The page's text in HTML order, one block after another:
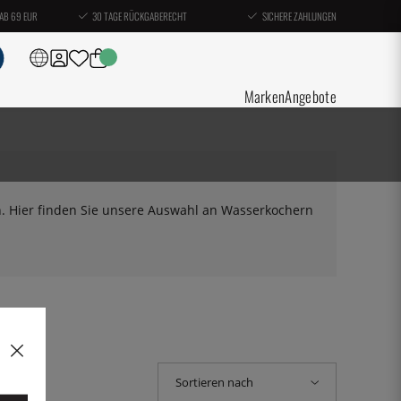
69 EUR 30 TAGE RÜCKGABERECHT SICHERE ZAHLUNGEN
MarkenAngebote
Hier finden Sie unsere Auswahl an Wasserkochern
Sortieren nach